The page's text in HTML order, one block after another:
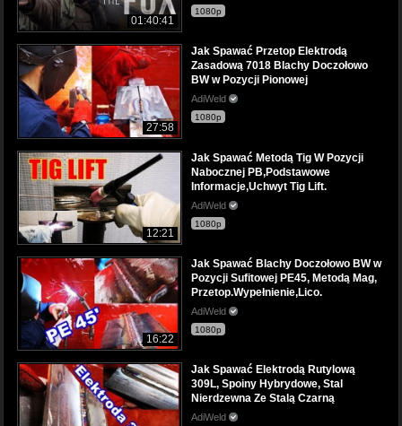
01:40:41
1080p
27:58
Jak Spawać Przetop Elektrodą
Zasadową 7018 Blachy Doczołowo
BW w Pozycji Pionowej
AdiWeld
1080p
12:21
Jak Spawać Metodą Tig W Pozycji
Nabocznej PB,Podstawowe
Informacje,Uchwyt Tig Lift.
AdiWeld
1080p
16:22
Jak Spawać Blachy Doczołowo BW w
Pozycji Sufitowej PE45, Metodą Mag,
Przetop.Wypełnienie,Lico.
AdiWeld
1080p
Jak Spawać Elektrodą Rutylową
309L, Spoiny Hybrydowe, Stal
Nierdzewna Ze Stalą Czarną
AdiWeld